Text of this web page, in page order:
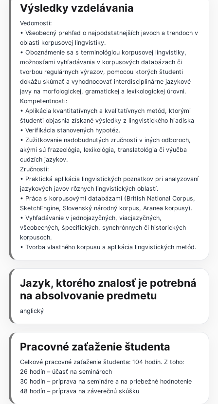
Výsledky vzdelávania
Vedomosti:
• Všeobecný prehľad o najpodstatnejších javoch a trendoch v
oblasti korpusovej lingvistiky.
• Oboznámenie sa s terminológiou korpusovej lingvistiky,
možnosťami vyhľadávania v korpusových databázach či
tvorbou regulárnych výrazov, pomocou ktorých študenti
dokážu skúmať a vyhodnocovať interdisciplinárne jazykové
javy na morfologickej, gramatickej a lexikologickej úrovni.
Kompetentnosti:
• Aplikácia kvantitatívnych a kvalitatívnych metód, ktorými
študenti objasnia získané výsledky z lingvistického hľadiska
• Verifikácia stanovených hypotéz.
• Zužitkovanie nadobudnutých zručnosti v iných odboroch,
akými sú frazeológia, lexikológia, translatológia či výučba
cudzích jazykov.
Zručnosti:
• Praktická aplikácia lingvistických poznatkov pri analyzovaní
jazykových javov rôznych lingvistických oblastí.
• Práca s korpusovými databázami (British National Corpus,
SketchEngine, Slovenský národný korpus, Aranea korpusy).
• Vyhľadávanie v jednojazyčných, viacjazyčných,
všeobecných, špecifických, synchrónnych či historických
korpusoch.
• Tvorba vlastného korpusu a aplikácia lingvistických metód.
Jazyk, ktorého znalosť je potrebná
na absolvovanie predmetu
anglický
Pracovné zaťaženie študenta
Celkové pracovné zaťaženie študenta: 104 hodín. Z toho:
26 hodín – účasť na seminároch
30 hodín – príprava na semináre a na priebežné hodnotenie
48 hodín – príprava na záverečnú skúšku